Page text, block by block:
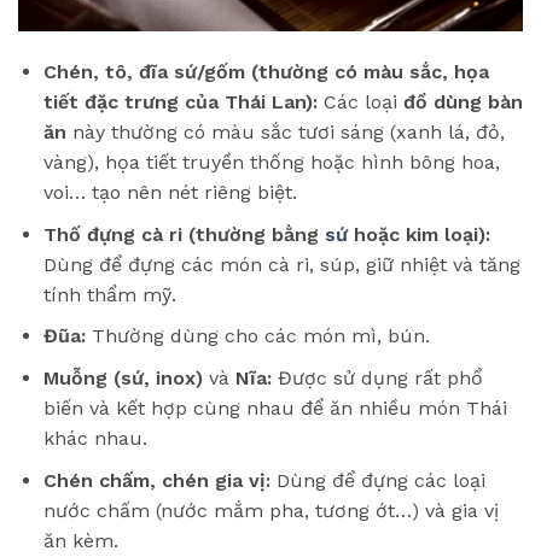
Chén, tô, đĩa sứ/gốm (thường có màu sắc, họa
tiết đặc trưng của Thái Lan):Các loại đồ dùng bàn
ăn này thường có màu sắc tươi sáng (xanh lá, đỏ,
vàng), họa tiết truyền thống hoặc hình bông hoa,
voi… tạo nên nét riêng biệt.
Thố đựng cà ri (thường bằng sứhoặc kim loại):
Dùng để đựng các món cà ri, súp, giữ nhiệt và tăng
tính thẩm mỹ.
Đũa:Thường dùng cho các món mì, bún.
Muỗng (sứ, inox)và Nĩa:Được sử dụng rất phổ
biến và kết hợp cùng nhau để ăn nhiều món Thái
khác nhau.
Chén chấm, chén gia vị:Dùng để đựng các loại
nước chấm (nước mắm pha, tương ớt…) và gia vị
ăn kèm.